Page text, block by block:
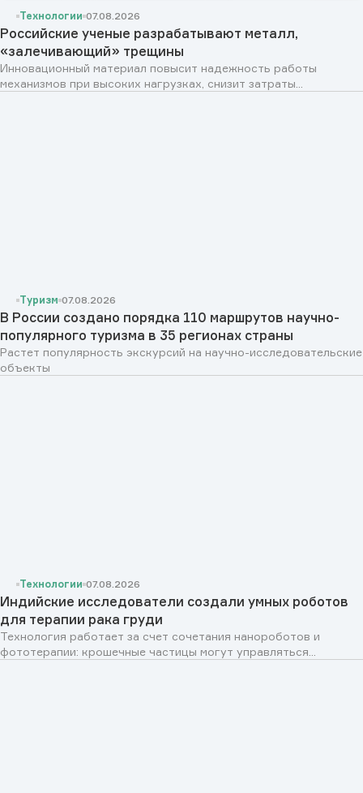
Технологии 07.08.2026
Российские ученые разрабатывают металл,
«залечивающий» трещины
Инновационный материал повысит надежность работы
механизмов при высоких нагрузках, снизит затраты...
Туризм 07.08.2026
В России создано порядка 110 маршрутов научно-
популярного туризма в 35 регионах страны
Растет популярность экскурсий на научно-исследовательские
объекты
Технологии 07.08.2026
Индийские исследователи создали умных роботов
для терапии рака груди
Технология работает за счет сочетания нанороботов и
фототерапии: крошечные частицы могут управляться...